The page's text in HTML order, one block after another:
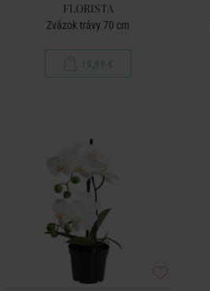
FLORISTA
Zväzok trávy 70 cm
19,99 €